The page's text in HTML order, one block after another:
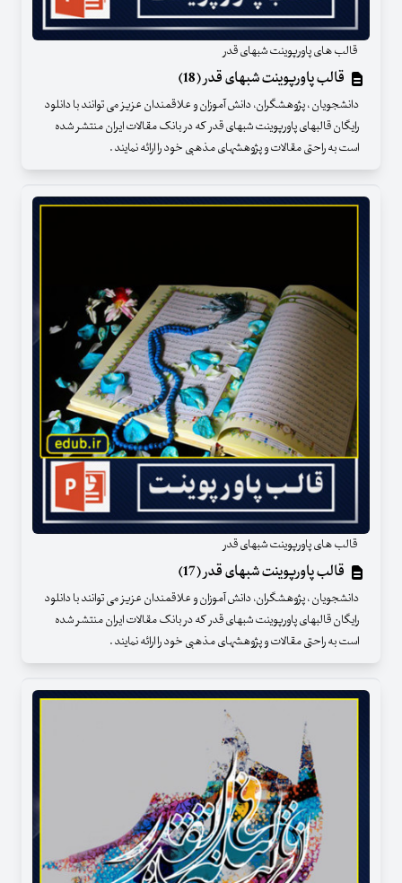
قالب های پاورپوینت شبهای قدر
قالب پاورپوینت شبهای قدر (18)
دانشجویان ، پژوهشگران، دانش آموزان و علاقمندان عزیز می توانند با دانلود
رایگان قالبهای پاورپوینت شبهای قدر که در بانک مقالات ایران منتشر شده
است به راحتی مقالات و پژوهشهای مذهبی خود را ارائه نمایند .
قالب های پاورپوینت شبهای قدر
قالب پاورپوینت شبهای قدر (17)
دانشجویان ، پژوهشگران، دانش آموزان و علاقمندان عزیز می توانند با دانلود
رایگان قالبهای پاورپوینت شبهای قدر که در بانک مقالات ایران منتشر شده
است به راحتی مقالات و پژوهشهای مذهبی خود را ارائه نمایند .